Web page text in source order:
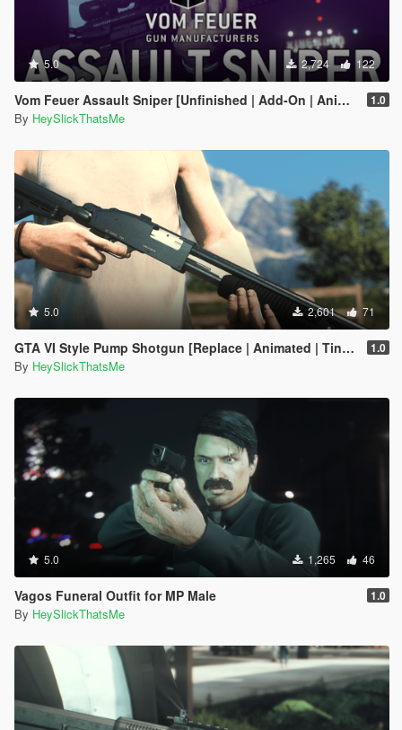
5.0 2,724 122
Vom Feuer Assault Sniper [Unfinished | Add-On | Animated | Tints | Icon | Sound | Lore-Friendly] 1.0
By HeySlickThatsMe
5.0 2,601 71
GTA VI Style Pump Shotgun [Replace | Animated | Tints | Lore-Friendly] 1.0
By HeySlickThatsMe
5.0 1,265 46
Vagos Funeral Outfit for MP Male 1.0
By HeySlickThatsMe